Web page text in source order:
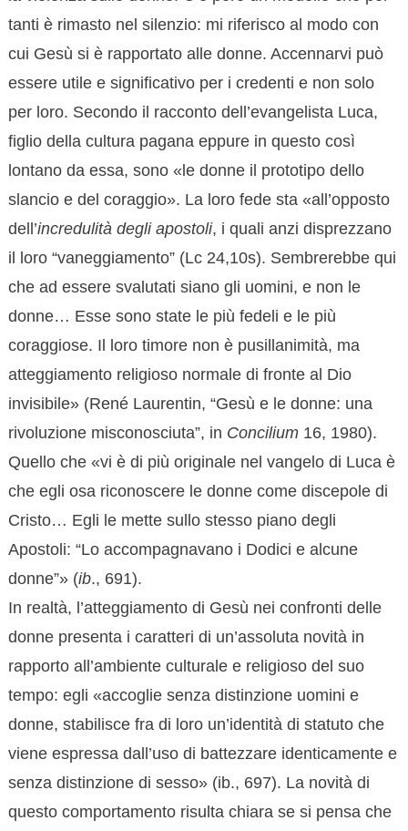
tanti è rimasto nel silenzio: mi riferisco al modo con
cui Gesù si è rapportato alle donne. Accennarvi può
essere utile e significativo per i credenti e non solo
per loro. Secondo il racconto dell’evangelista Luca,
figlio della cultura pagana eppure in questo così
lontano da essa, sono «le donne il prototipo dello
slancio e del coraggio». La loro fede sta «all’opposto
dell’incredulità degli apostoli, i quali anzi disprezzano
il loro “vaneggiamento” (Lc 24,10s). Sembrerebbe qui
che ad essere svalutati siano gli uomini, e non le
donne… Esse sono state le più fedeli e le più
coraggiose. Il loro timore non è pusillanimità, ma
atteggiamento religioso normale di fronte al Dio
invisibile» (René Laurentin, “Gesù e le donne: una
rivoluzione misconosciuta”, in Concilium16, 1980).
Quello che «vi è di più originale nel vangelo di Luca è
che egli osa riconoscere le donne come discepole di
Cristo… Egli le mette sullo stesso piano degli
Apostoli: “Lo accompagnavano i Dodici e alcune
donne”» (ib., 691).
In realtà, l’atteggiamento di Gesù nei confronti delle
donne presenta i caratteri di un’assoluta novità in
rapporto all’ambiente culturale e religioso del suo
tempo: egli «accoglie senza distinzione uomini e
donne, stabilisce fra di loro un’identità di statuto che
viene espressa dall’uso di battezzare identicamente e
senza distinzione di sesso» (ib., 697). La novità di
questo comportamento risulta chiara se si pensa che